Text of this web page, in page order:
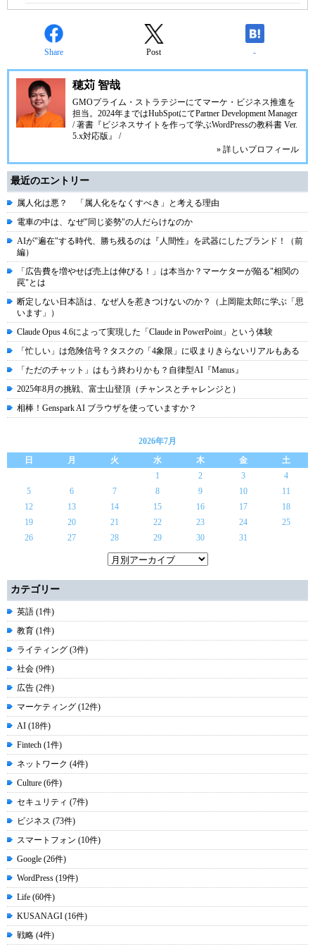
Share Post -
穂苅 智哉
GMOプライム・ストラテジーにてマーケ・ビジネス推進を
担当。2024年まではHubSpotにてPartner Development Manager
/ 著書『ビジネスサイトを作って学ぶWordPressの教科書 Ver.
5.x対応版』 /
» 詳しいプロフィール
最近のエントリー
属人化は悪？ 「属人化をなくすべき」と考える理由
電車の中は、なぜ"同じ姿勢"の人だらけなのか
AIが"遍在"する時代、勝ち残るのは『人間性』を武器にしたブランド！（前
編）
「広告費を増やせば売上は伸びる！」は本当か？マーケターが陥る"相関の
罠"とは
断定しない日本語は、なぜ人を惹きつけないのか？（上岡龍太郎に学ぶ「思
います」）
Claude Opus 4.6によって実現した「Claude in PowerPoint」という体験
「忙しい」は危険信号？タスクの「4象限」に収まりきらないリアルもある
「ただのチャット」はもう終わりかも？自律型AI『Manus』
2025年8月の挑戦、富士山登頂（チャンスとチャレンジと）
相棒！Genspark AI ブラウザを使っていますか？
2026年7月
日
月 火 水 木 金
土
1
2 3
4
5
6 7 8 9 10
11
12
13 14 15 16 17
18
19
20 21 22 23 24
25
26
27 28 29 30 31
カテゴリー
英語 (1件)
教育 (1件)
ライティング (3件)
社会 (9件)
広告 (2件)
マーケティング (12件)
AI (18件)
Fintech (1件)
ネットワーク (4件)
Culture (6件)
セキュリティ (7件)
ビジネス (73件)
スマートフォン (10件)
Google (26件)
WordPress (19件)
Life (60件)
KUSANAGI (16件)
戦略 (4件)